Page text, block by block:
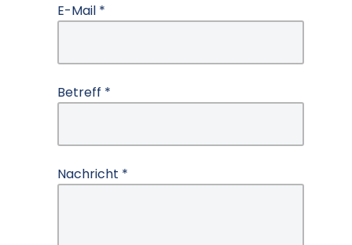
E-Mail *
Betreff *
Nachricht *